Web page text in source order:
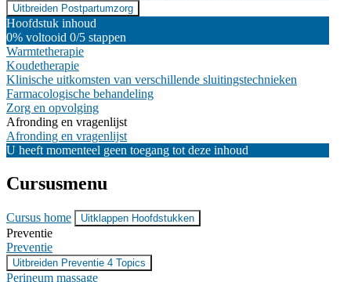
Uitbreiden Postpartumzorg
Hoofdstuk inhoud
0% voltooid 0/5 stappen
Warmtetherapie
Koudetherapie
Klinische uitkomsten van verschillende sluitingstechnieken
Farmacologische behandeling
Zorg en opvolging
Afronding en vragenlijst
Afronding en vragenlijst
U heeft momenteel geen toegang tot deze inhoud
Cursusmenu
Cursus home Uitklappen Hoofdstukken
Preventie
Preventie
Uitbreiden Preventie 4 Topics
Perineum massage